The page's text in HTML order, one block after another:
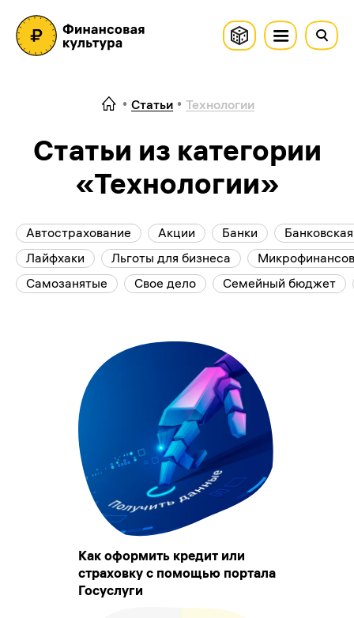
Статьи Технологии
Статьи из категории
«Технологии»
Автострахование Акции Банки
Лайфхаки
Льготы для бизнеса
Самозанятые
Свое дело Семейный бюджет
Как оформить кредит или
страховку с помощью портала
Госуслуги